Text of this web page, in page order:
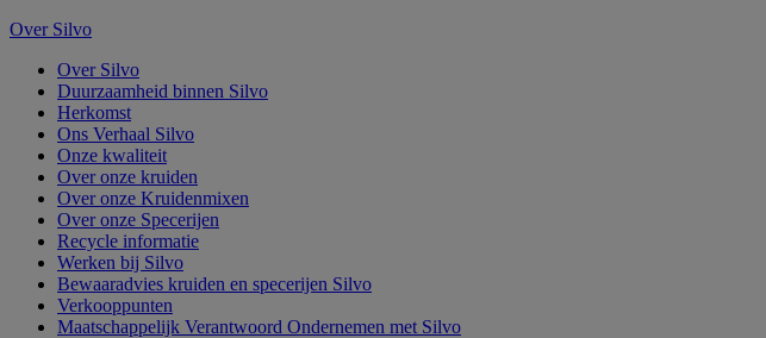
Over Silvo
Over Silvo
Duurzaamheid binnen Silvo
Herkomst
Ons Verhaal Silvo
Onze kwaliteit
Over onze kruiden
Over onze Kruidenmixen
Over onze Specerijen
Recycle informatie
Werken bij Silvo
Bewaaradvies kruiden en specerijen Silvo
Verkooppunten
Maatschappelijk Verantwoord Ondernemen met Silvo